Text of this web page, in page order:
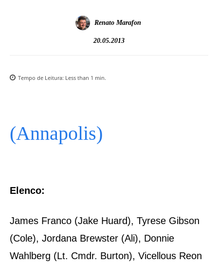
Renato Marafon
20.05.2013
Tempo de Leitura: Less than 1 min.
(Annapolis)
Elenco:
James Franco (Jake Huard), Tyrese Gibson
(Cole), Jordana Brewster (Ali), Donnie
Wahlberg (Lt. Cmdr. Burton), Vicellous Reon